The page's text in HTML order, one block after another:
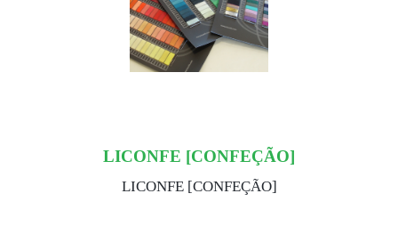
LICONFE [CONFEÇÃO]
LICONFE [CONFEÇÃO]